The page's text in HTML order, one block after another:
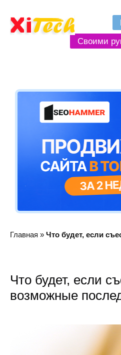
Своими
Главная » Что будет, если
Что будет, если
возможные